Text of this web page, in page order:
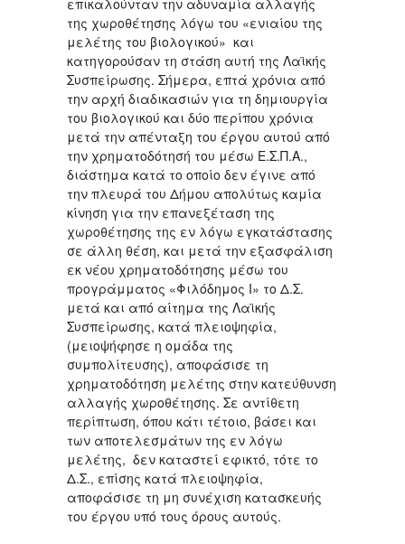
επικαλούνταν την αδυναμία αλλαγής
της χωροθέτησης λόγω του «ενιαίου της
μελέτης του βιολογικού» και
κατηγορούσαν τη στάση αυτή της Λαϊκής
Συσπείρωσης. Σήμερα, επτά χρόνια από
την αρχή διαδικασιών για τη δημιουργία
του βιολογικού και δύο περίπου χρόνια
μετά την απένταξη του έργου αυτού από
την χρηματοδότησή του μέσω Ε.Σ.Π.Α.,
διάστημα κατά το οποίο δεν έγινε από
την πλευρά του Δήμου απολύτως καμία
κίνηση για την επανεξέταση της
χωροθέτησης της εν λόγω εγκατάστασης
σε άλλη θέση, και μετά την εξασφάλιση
εκ νέου χρηματοδότησης μέσω του
προγράμματος «Φιλόδημος Ι» το Δ.Σ.
μετά και από αίτημα της Λαϊκής
Συσπείρωσης, κατά πλειοψηφία,
(μειοψήφησε η ομάδα της
συμπολίτευσης), αποφάσισε τη
χρηματοδότηση μελέτης στην κατεύθυνση
αλλαγής χωροθέτησης. Σε αντίθετη
περίπτωση, όπου κάτι τέτοιο, βάσει και
των αποτελεσμάτων της εν λόγω
μελέτης, δεν καταστεί εφικτό, τότε το
Δ.Σ., επίσης κατά πλειοψηφία,
αποφάσισε τη μη συνέχιση κατασκευής
του έργου υπό τους όρους αυτούς.